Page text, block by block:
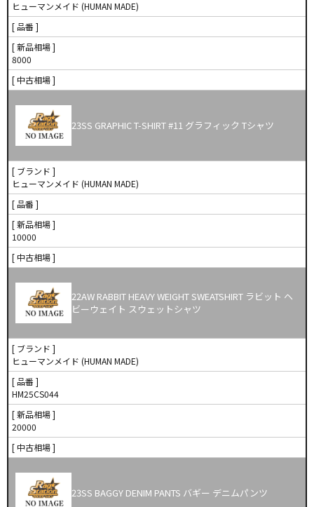
ヒューマンメイド (HUMAN MADE)
[ 品番 ]
[ 新品相場 ]
8000
[ 中古相場 ]
23SS GRAPHIC T-SHIRT #11 グラフィック Tシャツ
[ ブランド ]
ヒューマンメイド (HUMAN MADE)
[ 品番 ]
[ 新品相場 ]
10000
[ 中古相場 ]
22AW RABBIT HEAVY WEIGHT SWEATSHIRT ラビット ヘ
ビーウェイト スウェットシャツ
[ ブランド ]
ヒューマンメイド (HUMAN MADE)
[ 品番 ]
HM25CS044
[ 新品相場 ]
20000
[ 中古相場 ]
23SS BAGGY DENIM PANTS バギー デニムパンツ